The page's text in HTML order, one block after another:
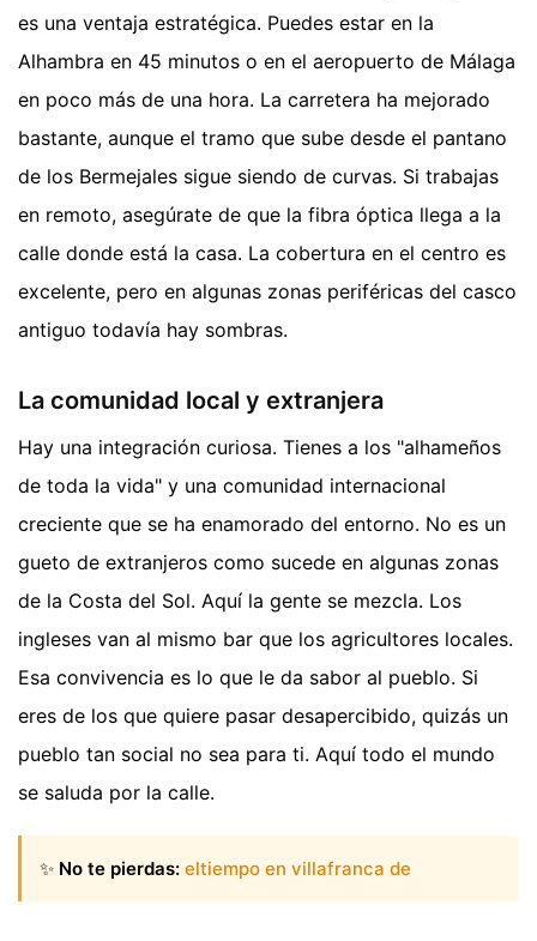
es una ventaja estratégica. Puedes estar en la
Alhambra en 45 minutos o en el aeropuerto de Málaga
en poco más de una hora. La carretera ha mejorado
bastante, aunque el tramo que sube desde el pantano
de los Bermejales sigue siendo de curvas. Si trabajas
en remoto, asegúrate de que la fibra óptica llega a la
calle donde está la casa. La cobertura en el centro es
excelente, pero en algunas zonas periféricas del casco
antiguo todavía hay sombras.
La comunidad local y extranjera
Hay una integración curiosa. Tienes a los "alhameños
de toda la vida" y una comunidad internacional
creciente que se ha enamorado del entorno. No es un
gueto de extranjeros como sucede en algunas zonas
de la Costa del Sol. Aquí la gente se mezcla. Los
ingleses van al mismo bar que los agricultores locales.
Esa convivencia es lo que le da sabor al pueblo. Si
eres de los que quiere pasar desapercibido, quizás un
pueblo tan social no sea para ti. Aquí todo el mundo
se saluda por la calle.
✨ No te pierdas: eltiempo en villafranca de